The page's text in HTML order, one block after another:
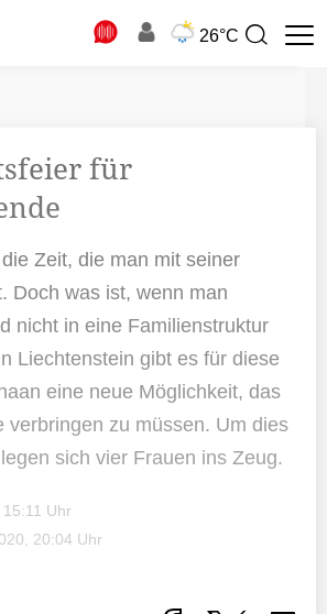
26°C
Suchbegriff
für
Zeit, die man mit seiner
Doch was ist, wenn man
nicht in eine Familienstruktur
Liechtenstein gibt es für diese
eine neue Möglichkeit, das
verbringen zu müssen. Um dies
sich vier Frauen ins Zeug.
Uhr
20:04 Uhr